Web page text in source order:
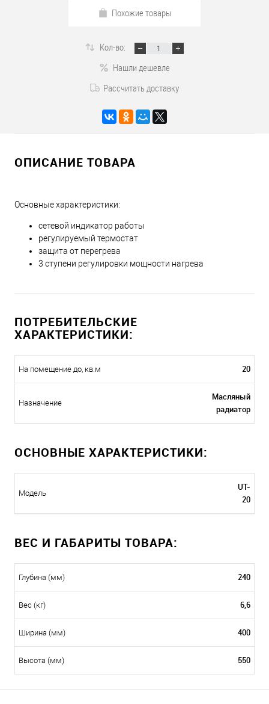
Похожие товары
Кол-во:
Нашли дешевле
Рассчитать доставку
ОПИСАНИЕ ТОВАРА
Основные характеристики:
сетевой индикатор работы
регулируемый термостат
защита от перегрева
3 ступени регулировки мощности нагрева
ПОТРЕБИТЕЛЬСКИЕ
ХАРАКТЕРИСТИКИ:
На помещение до, кв.м 20
Назначение
Масляный
радиатор
ОСНОВНЫЕ ХАРАКТЕРИСТИКИ:
Модель
UT-
20
ВЕС И ГАБАРИТЫ ТОВАРА:
Глубина (мм) 240
Вес (кг) 6,6
Ширина (мм) 400
Высота (мм) 550